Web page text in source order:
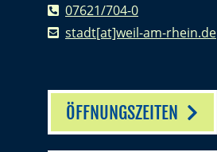
07621/704-0
stadt[at]weil-am-rhein.de
ÖFFNUNGSZEITEN